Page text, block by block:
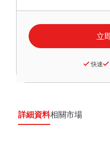
快速
詳細資料相關市場